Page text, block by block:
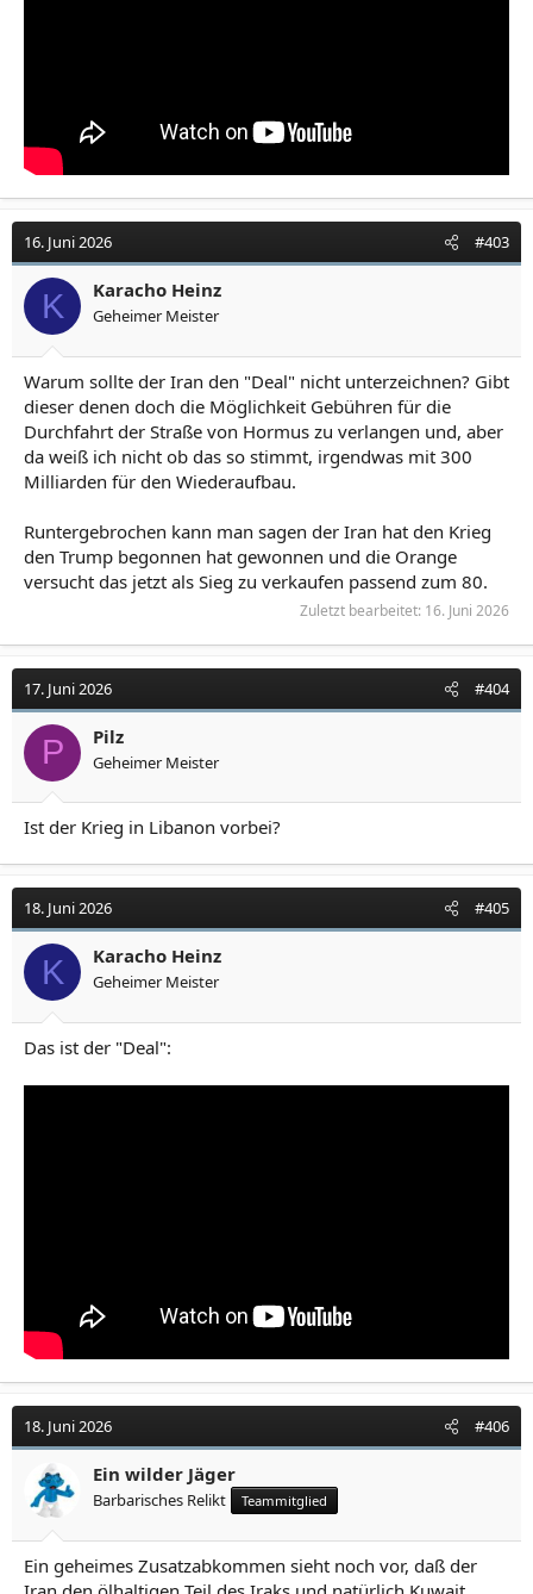
16. Juni 2026 #403
K Karacho Heinz
Geheimer Meister
Warum sollte der Iran den "Deal" nicht unterzeichnen? Gibt
dieser denen doch die Möglichkeit Gebühren für die
Durchfahrt der Straße von Hormus zu verlangen und, aber
da weiß ich nicht ob das so stimmt, irgendwas mit 300
Milliarden für den Wiederaufbau.
Runtergebrochen kann man sagen der Iran hat den Krieg
den Trump begonnen hat gewonnen und die Orange
versucht das jetzt als Sieg zu verkaufen passend zum 80.
Zuletzt bearbeitet: 16. Juni 2026
17. Juni 2026 #404
P Pilz
Geheimer Meister
Ist der Krieg in Libanon vorbei?
18. Juni 2026 #405
K Karacho Heinz
Geheimer Meister
Das ist der "Deal":
18. Juni 2026 #406
Ein wilder Jäger
Barbarisches Relikt Teammitglied
Ein geheimes Zusatzabkommen sieht noch vor, daß der